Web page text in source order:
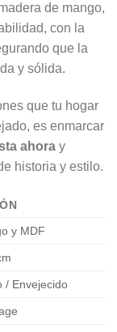
de mango,
con la
que la
y sólida.
que tu hogar
es enmarcar
ahora y
historia y estilo.
y MDF
/ Envejecido